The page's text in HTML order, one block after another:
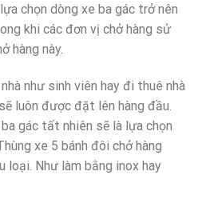
chọn dòng xe ba gác trở nên
khi các đơn vị chở hàng sử
hàng này.
như sinh viên hay đi thuê nhà
luôn được đặt lên hàng đầu.
gác tất nhiên sẽ là lựa chọn
xe 5 bánh đôi chở hàng
loại. Như làm bằng inox hay